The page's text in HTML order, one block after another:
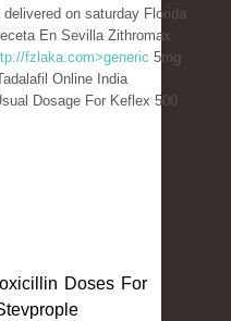
on saturday Florida
En Sevilla Zithromax
fzlaka.com>generic 5mg
Online India
Dosage For Keflex 500
Doses For